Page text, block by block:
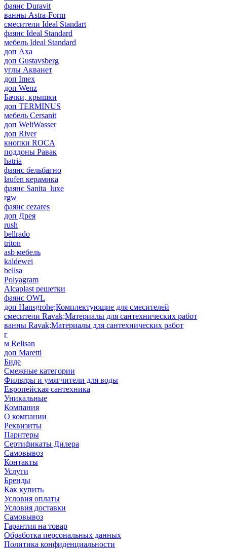
фаянс Duravit
ванны Astra-Form
смесители Ideal Standart
фаянс Ideal Standard
мебель Ideal Standard
доп Axa
доп Gustavsberg
углы Акванет
доп Imex
доп Wenz
Бачки, крышки
доп TERMINUS
мебель Cersanit
доп WeltWasser
доп River
кнопки ROCA
поддоны Равак
hatria
фаянс бельбагно
laufen керамика
фаянс Sanita_luxe
rgw
фаянс cezares
доп Дрея
rush
bellrado
triton
asb мебель
kaldewei
bellsa
Polyagram
Alcaplast решетки
фаянс OWL
доп Hansgrohe;Комплектующие для смесителей
смесители Ravak;Материалы для сантехнических работ
ванны Ravak;Материалы для сантехнических работ
г
м Relisan
доп Maretti
Биде
Смежные категории
Фильтры и умягчители для воды
Европейская сантехника
Уникальные
Компания
О компании
Реквизиты
Парнтеры
Сертификаты Дилера
Самовывоз
Контакты
Услуги
Бренды
Как купить
Условия оплаты
Условия доставки
Самовывоз
Гарантия на товар
Обработка персональных данных
Политика конфиденциальности